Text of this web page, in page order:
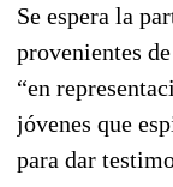
Se espera la
provenientes
“en
jóvenes que
para dar